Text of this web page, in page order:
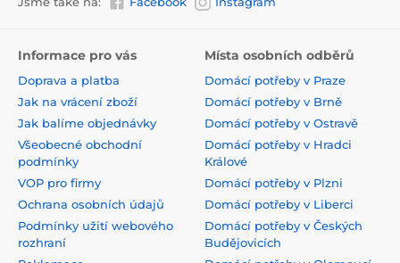
Informace pro vás
Doprava a platba
Jak na vrácení zboží
Jak balíme objednávky
Všeobecné obchodní
podmínky
VOP pro firmy
Ochrana osobních údajů
Podmínky užití webového
rozhraní
Místa osobních odběrů
Domácí potřeby v Praze
Domácí potřeby v Brně
Domácí potřeby v Ostravě
Domácí potřeby v Hradci
Králové
Domácí potřeby v Plzni
Domácí potřeby v Liberci
Domácí potřeby v Českých
Budějovicích